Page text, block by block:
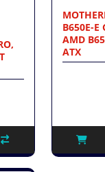
B650E-E
AMD
ATX